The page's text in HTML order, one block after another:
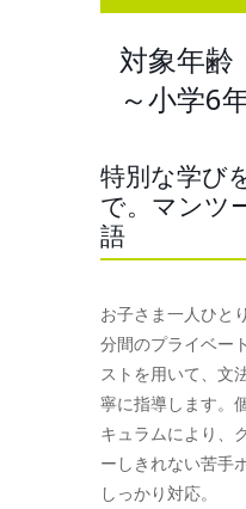
対象年齢
～小学6
特別な学び
で。マンツ
語
お子さま一人ひと
分間のプライベー
ストを用いて、文
寧に指導します。
キュラムにより、
ーしきれない苦手
しっかり対応。